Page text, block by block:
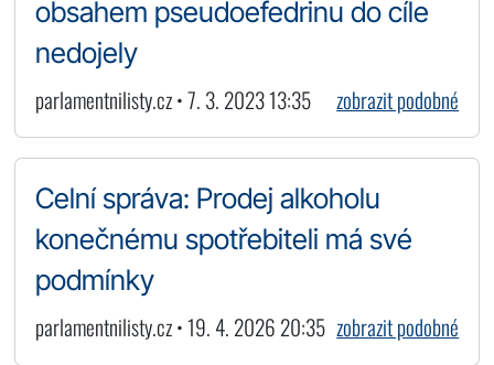
obsahem pseudoefedrinu do cíle
nedojely
parlamentnilisty.cz • 7. 3. 2023 13:35 zobrazit podobné
Celní správa: Prodej alkoholu
konečnému spotřebiteli má své
podmínky
parlamentnilisty.cz • 19. 4. 2026 20:35 zobrazit podobné